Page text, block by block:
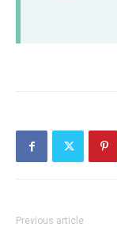
Previous article